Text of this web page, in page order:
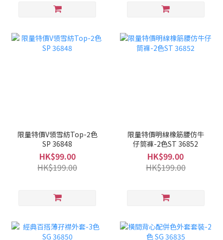
限量特價V領雪紡Top-2色
SP 36848
HK$99.00
HK$199.00
限量特價明線橡筋腰仿牛
仔筒褲-2色ST 36852
HK$99.00
HK$199.00